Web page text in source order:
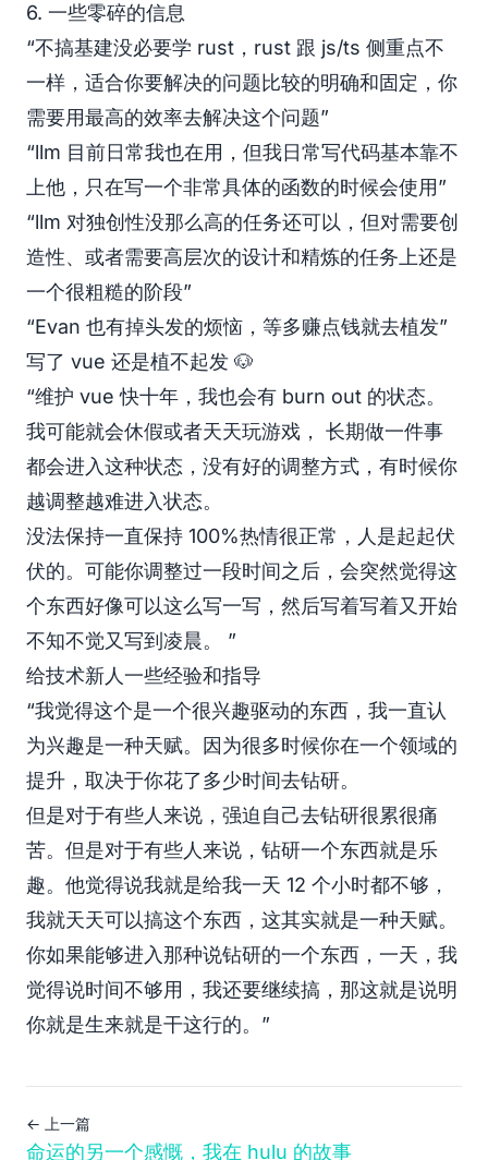
6. 一些零碎的信息
“不搞基建没必要学 rust，rust 跟 js/ts 侧重点不
一样，适合你要解决的问题比较的明确和固定，你
需要用最高的效率去解决这个问题”
“llm 目前日常我也在用，但我日常写代码基本靠不
上他，只在写一个非常具体的函数的时候会使用”
“llm 对独创性没那么高的任务还可以，但对需要创
造性、或者需要高层次的设计和精炼的任务上还是
一个很粗糙的阶段”
“Evan 也有掉头发的烦恼，等多赚点钱就去植发”
写了 vue 还是植不起发 🐶
“维护 vue 快十年，我也会有 burn out 的状态。
我可能就会休假或者天天玩游戏， 长期做一件事
都会进入这种状态，没有好的调整方式，有时候你
越调整越难进入状态。
没法保持一直保持 100%热情很正常，人是起起伏
伏的。可能你调整过一段时间之后，会突然觉得这
个东西好像可以这么写一写，然后写着写着又开始
不知不觉又写到凌晨。 ”
给技术新人一些经验和指导
“我觉得这个是一个很兴趣驱动的东西，我一直认
为兴趣是一种天赋。因为很多时候你在一个领域的
提升，取决于你花了多少时间去钻研。
但是对于有些人来说，强迫自己去钻研很累很痛
苦。但是对于有些人来说，钻研一个东西就是乐
趣。他觉得说我就是给我一天 12 个小时都不够，
我就天天可以搞这个东西，这其实就是一种天赋。
你如果能够进入那种说钻研的一个东西，一天，我
觉得说时间不够用，我还要继续搞，那这就是说明
你就是生来就是干这行的。”
← 上一篇
命运的另一个感慨，我在 hulu 的故事